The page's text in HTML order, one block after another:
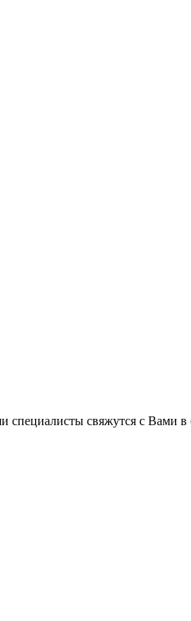
свяжутся с Вами